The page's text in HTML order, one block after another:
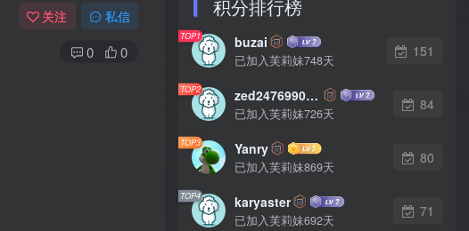
关注 私信
0 0
积分排行榜
TOP1 buzai
已加入芙莉妹748天
151
TOP2 zed2476990542
已加入芙莉妹726天
84
TOP3 Yanry
已加入芙莉妹869天
80
TOP4 karyaster
已加入芙莉妹692天
71